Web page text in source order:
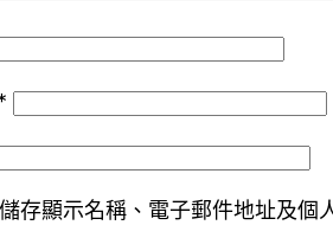
存顯示名稱、電子郵件地址及個